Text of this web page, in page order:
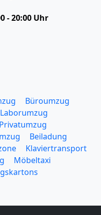
- 20:00 Uhr
Büroumzug
Laborumzug
Privatumzug
Beiladung
Klaviertransport
Möbeltaxi